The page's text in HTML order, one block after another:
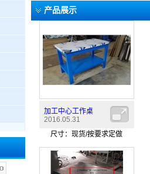
产品展示
加工中心工作桌
2016.05.31
尺寸：现货/按要求定做